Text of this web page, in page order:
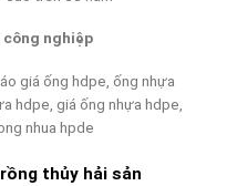
công nghiệp
giá ống hdpe, ống nhựa
hdpe, giá ống nhựa hdpe,
nhua hpde
thủy hải sản